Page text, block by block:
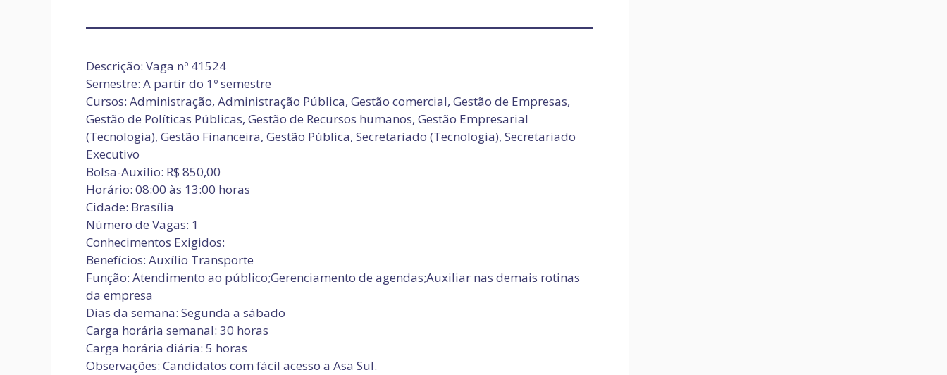
Descrição: Vaga nº 41524
Semestre: A partir do 1º semestre
Cursos: Administração, Administração Pública, Gestão comercial, Gestão de Empresas,
Gestão de Políticas Públicas, Gestão de Recursos humanos, Gestão Empresarial
(Tecnologia), Gestão Financeira, Gestão Pública, Secretariado (Tecnologia), Secretariado
Executivo
Bolsa-Auxílio: R$ 850,00
Horário: 08:00 às 13:00 horas
Cidade: Brasília
Número de Vagas: 1
Conhecimentos Exigidos:
Benefícios: Auxílio Transporte
Função: Atendimento ao público;Gerenciamento de agendas;Auxiliar nas demais rotinas
da empresa
Dias da semana: Segunda a sábado
Carga horária semanal: 30 horas
Carga horária diária: 5 horas
Observações: Candidatos com fácil acesso a Asa Sul.